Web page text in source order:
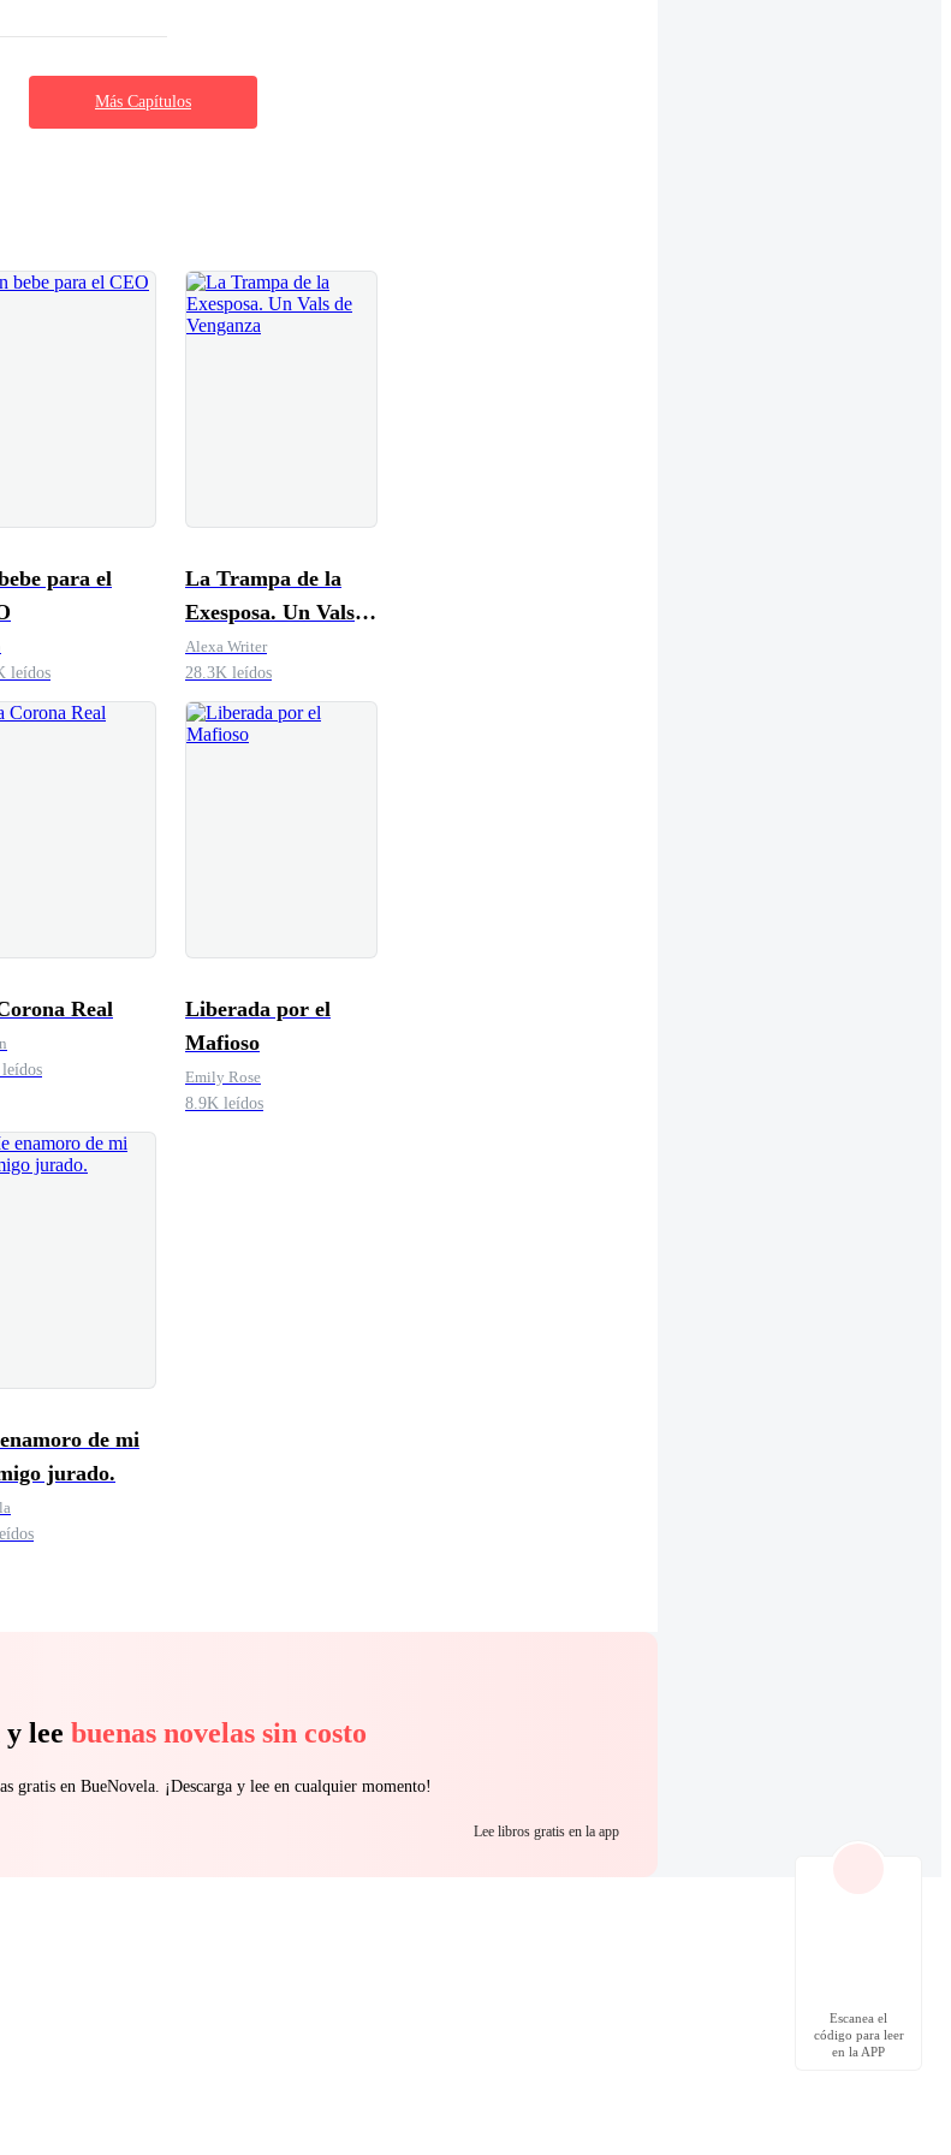
Más Capítulos
para el
leídos
La Trampa de la
Exesposa. Un Vals
de Venganza
Alexa Writer
28.3K leídos
Real
Liberada por el
Mafioso
Emily Rose
8.9K leídos
de mi
jurado.
lee buenas novelas sin costo
gratis en BueNovela. ¡Descarga y lee en cualquier momento!
Lee libros gratis en la app
Escanea el
código para leer
en la APP